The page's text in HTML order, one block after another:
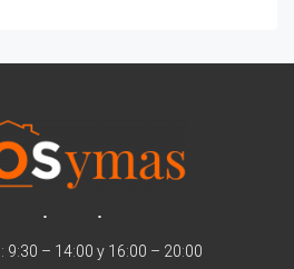
: 9:30 – 14:00 y 16:00 – 20:00